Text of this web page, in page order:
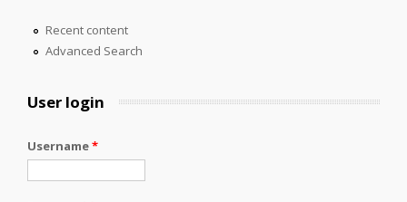
Recent content
Advanced Search
User login
Username*